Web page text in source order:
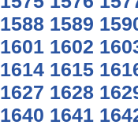
1588 1589
1601 1602
1614 1615
1627 1628
1640 1641